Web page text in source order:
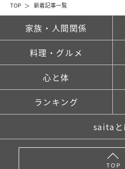
TOP 新着記事一覧
家族・人間関係
料理・グルメ
心と体
ランキング
saitaと
TOP